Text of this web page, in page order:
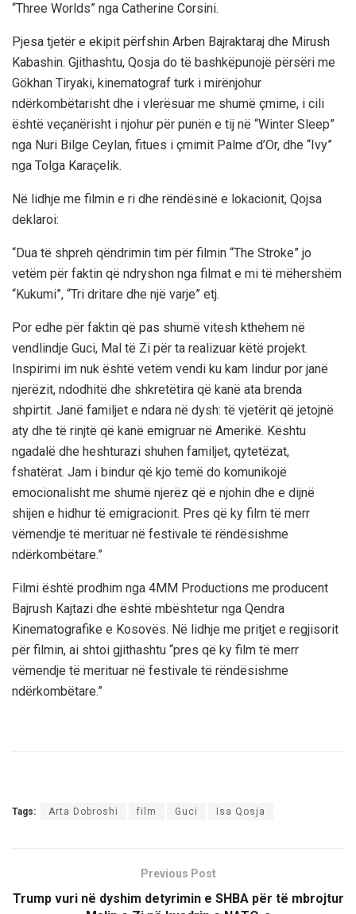
“Three Worlds” nga Catherine Corsini.
Pjesa tjetër e ekipit përfshin Arben Bajraktaraj dhe Mirush
Kabashin. Gjithashtu, Qosja do të bashkëpunojë përsëri me
Gökhan Tiryaki, kinematograf turk i mirënjohur
ndërkombëtarisht dhe i vlerësuar me shumë çmime, i cili
është veçanërisht i njohur për punën e tij në “Winter Sleep”
nga Nuri Bilge Ceylan, fitues i çmimit Palme d’Or, dhe “Ivy”
nga Tolga Karaçelik.
Në lidhje me filmin e ri dhe rëndësinë e lokacionit, Qojsa
deklaroi:
“Dua të shpreh qëndrimin tim për filmin “The Stroke” jo
vetëm për faktin që ndryshon nga filmat e mi të mëhershëm
“Kukumi”, “Tri dritare dhe një varje” etj.
Por edhe për faktin që pas shumë vitesh kthehem në
vendlindje Guci, Mal të Zi për ta realizuar këtë projekt.
Inspirimi im nuk është vetëm vendi ku kam lindur por janë
njerëzit, ndodhitë dhe shkretëtira që kanë ata brenda
shpirtit. Janë familjet e ndara në dysh: të vjetërit që jetojnë
aty dhe të rinjtë që kanë emigruar në Amerikë. Kështu
ngadalë dhe heshturazi shuhen familjet, qytetëzat,
fshatërat. Jam i bindur që kjo temë do komunikojë
emocionalisht me shumë njerëz që e njohin dhe e dijnë
shijen e hidhur të emigracionit. Pres që ky film të merr
vëmendje të merituar në festivale të rëndësishme
ndërkombëtare.”
Filmi është prodhim nga 4MM Productions me producent
Bajrush Kajtazi dhe është mbështetur nga Qendra
Kinematografike e Kosovës. Në lidhje me pritjet e regjisorit
për filmin, ai shtoi gjithashtu “pres që ky film të merr
vëmendje të merituar në festivale të rëndësishme
ndërkombëtare.”
Tags: Arta Dobroshi film Guci Isa Qosja
Previous Post
Trump vuri në dyshim detyrimin e SHBA për të mbrojtur